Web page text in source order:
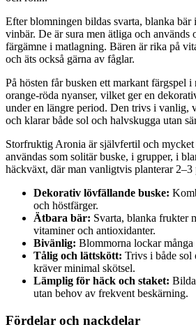
Efter blomningen bildas svarta, blanka bär
vinbär. De är sura men ätliga och
färgämne i matlagning. Bären är rika på
och äts också gärna av fåglar.
På hösten får busken ett markant färgspel
orange-röda nyanser, vilket ger en
under en längre period. Den trivs i vanlig,
och klarar både sol och halvskugga utan
Storfruktig Aronia är självfertil och
användas som solitär buske, i grupper, i
häckväxt, där man vanligtvis planterar 2–3
Dekorativ lövfällande buske:
och höstfärger.
Ätbara bär: Svarta, blanka frukter
vitaminer och antioxidanter.
Bivänlig: Blommorna lockar många
Tålig och lättskött: Trivs i både sol
kräver minimal skötsel.
Lämplig för häck och staket:
utan behov av frekvent beskärning.
Fördelar och nackdelar